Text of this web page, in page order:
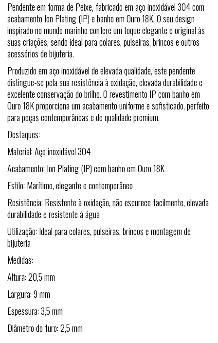
Pendente em forma de Peixe, fabricado em aço inoxidável 304 com
acabamento Ion Plating (IP) e banho em Ouro 18K. O seu design
inspirado no mundo marinho confere um toque elegante e original às
suas criações, sendo ideal para colares, pulseiras, brincos e outros
acessórios de bijuteria.
Produzido em aço inoxidável de elevada qualidade, este pendente
distingue-se pela sua resistência à oxidação, elevada durabilidade e
excelente conservação do brilho. O revestimento IP com banho em
Ouro 18K proporciona um acabamento uniforme e sofisticado, perfeito
para peças contemporâneas e de qualidade premium.
Destaques:
Material: Aço inoxidável 304
Acabamento: Ion Plating (IP) com banho em Ouro 18K
Estilo: Marítimo, elegante e contemporâneo
Resistência: Resistente à oxidação, não escurece facilmente, elevada
durabilidade e resistente à água
Utilização: Ideal para colares, pulseiras, brincos e montagem de
bijuteria
Medidas:
Altura: 20,5 mm
Largura: 9 mm
Espessura: 3,5 mm
Diâmetro do furo: 2,5 mm